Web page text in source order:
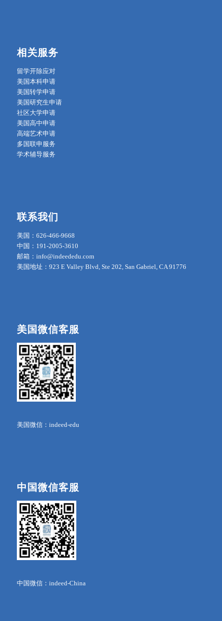
相关服务
留学开除应对
美国本科申请
美国转学申请
美国研究生申请
社区大学申请
美国高中申请
高端艺术申请
多国联申服务
学术辅导服务
联系我们
美国：626-466-9668
中国：191-2005-3610
邮箱：info@indeededu.com
美国地址：923 E Valley Blvd, Ste 202, San Gabriel, CA 91776
美国微信客服
美国微信：indeed-edu
中国微信客服
中国微信：indeed-China